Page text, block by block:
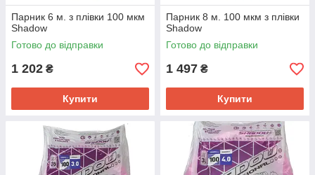
Парник 6 м. з плівки 100 мкм
Shadow
Готово до відправки
1 202 ₴
Купити
Парник 8 м. 100 мкм з плівки
Shadow
Готово до відправки
1 497 ₴
Купити